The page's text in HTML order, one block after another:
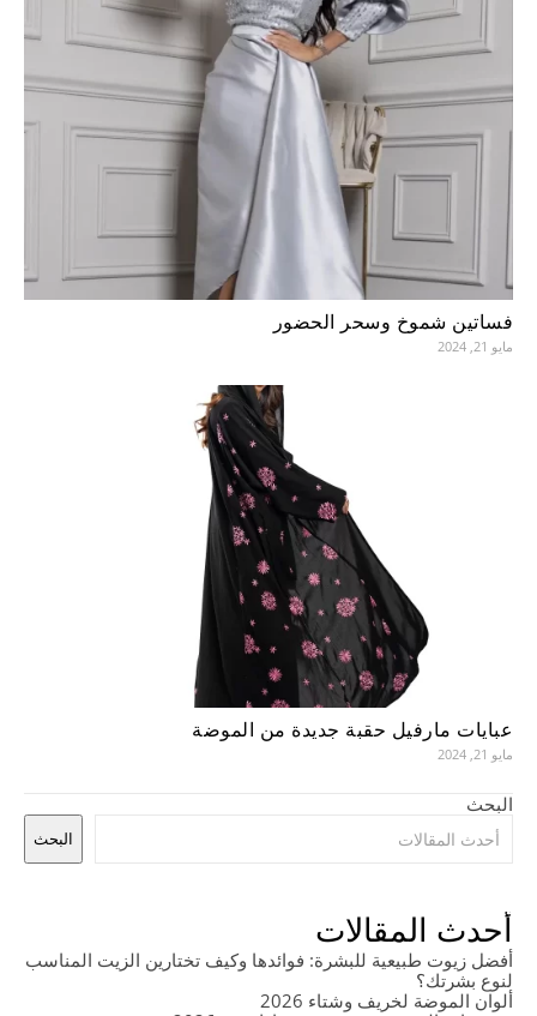
فساتين شموخ وسحر الحضور
مايو 21, 2024
عبايات مارفيل حقبة جديدة من الموضة
مايو 21, 2024
البحث
البحث
أحدث المقالات
أفضل زيوت طبيعية للبشرة: فوائدها وكيف تختارين الزيت المناسب
لنوع بشرتك؟
ألوان الموضة لخريف وشتاء 2026